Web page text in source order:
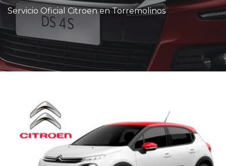
Servicio Oficial Citroen en Torremolinos